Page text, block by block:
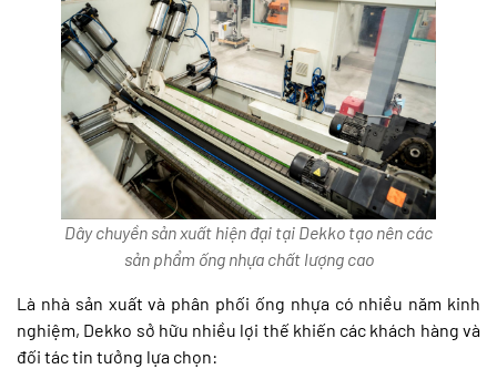
Dây chuyền sản xuất hiện đại tại Dekko tạo nên các
sản phẩm ống nhựa chất lượng cao
Là nhà sản xuất và phân phối ống nhựa có nhiều năm kinh
nghiệm, Dekko sở hữu nhiều lợi thế khiến các khách hàng và
đối tác tin tưởng lựa chọn: